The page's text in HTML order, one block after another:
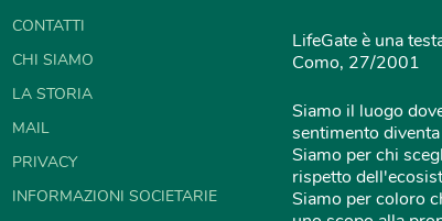
CONTATTI
CHI SIAMO
LA STORIA
MAIL
PRIVACY
INFORMAZIONI SOCIETARIE
LifeGate è una
Como, 27/2001
Siamo il luogo
sentimento
Siamo per chi
rispetto
Siamo per coloro